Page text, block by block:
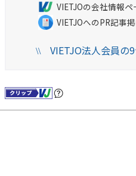
VIETJOの会社情報
VIETJOへのPR記事
\\VIETJO法人会員の